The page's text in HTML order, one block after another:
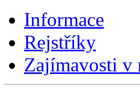
Informace
Rejstříky
Zajímavosti v